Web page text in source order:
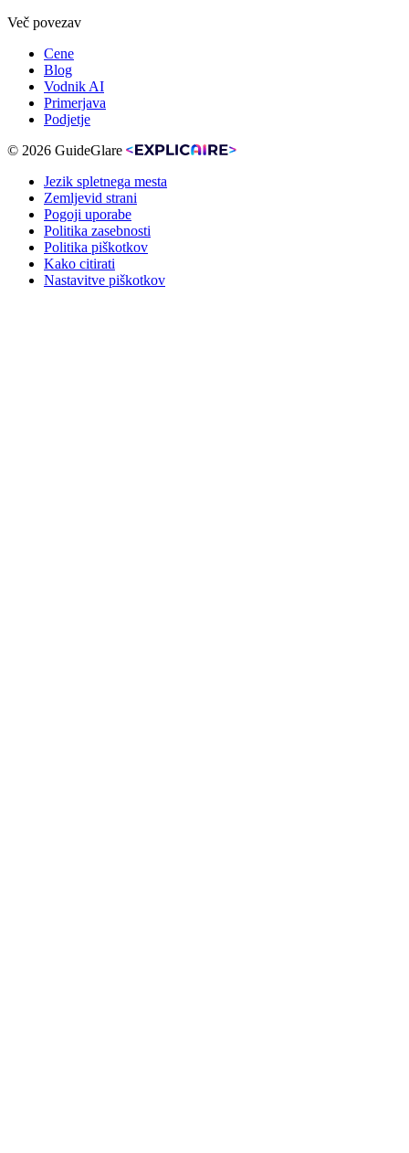
Več povezav
Cene
Blog
Vodnik AI
Primerjava
Podjetje
© 2026 GuideGlare
Jezik spletnega mesta
Zemljevid strani
Pogoji uporabe
Politika zasebnosti
Politika piškotkov
Kako citirati
Nastavitve piškotkov